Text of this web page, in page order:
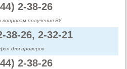
2-38-26
вопросам получения ВУ
38-26, 2-32-21
для проверок
2-38-26